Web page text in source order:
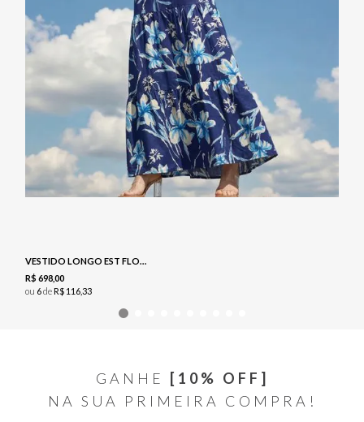
VESTIDO LONGO EST FLORAL - NAVY
R$ 69800
ou 6deR$ 11633
GANHE
[10% OFF]
NA SUA PRIMEIRA COMPRA!